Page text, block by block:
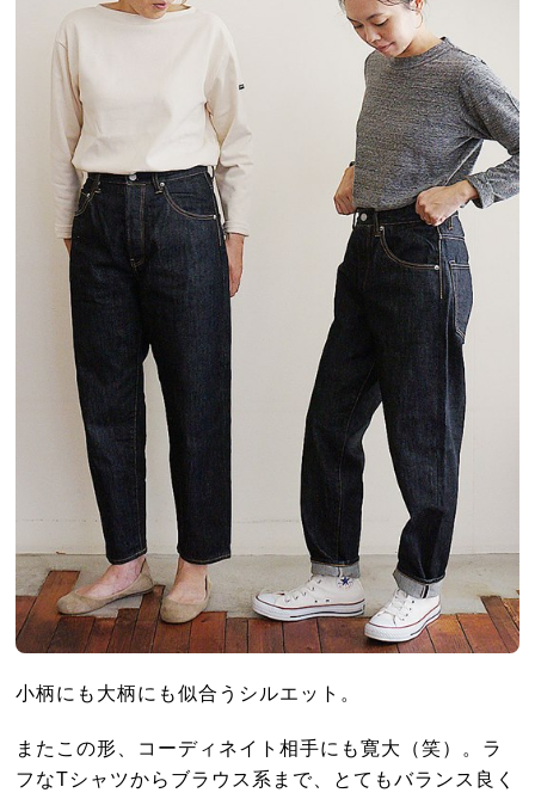
小柄にも大柄にも似合うシルエット。
またこの形、コーディネイト相手にも寛大（笑）。ラ
フなTシャツからブラウス系まで、とてもバランス良く